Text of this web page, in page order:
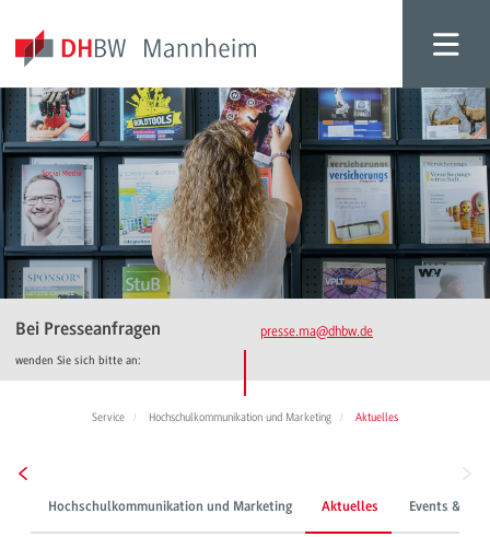
Bei Presseanfragen
wenden Sie sich bitte an:
presse.ma@dhbw.de
Service Hochschulkommunikation und Marketing Aktuelles
Hochschulkommunikation und Marketing Aktuelles Events &